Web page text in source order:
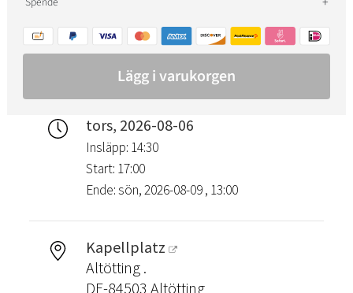
tors, 2026-08-06
Insläpp: 14:30
Start: 17:00
Ende: sön, 2026-08-09 , 13:00
Kapellplatz
Altötting .
DE-84503 Altötting